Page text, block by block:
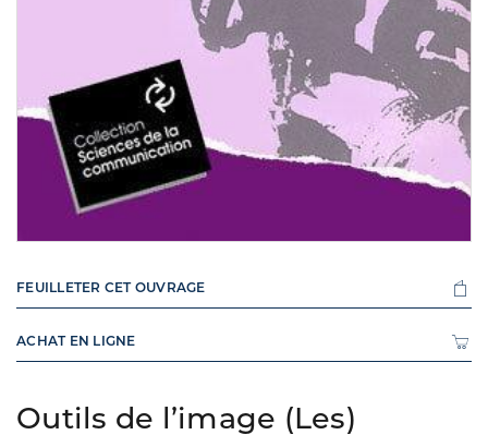
Outils de l’image (Les)
FEUILLETER CET OUVRAGE
ACHAT EN LIGNE